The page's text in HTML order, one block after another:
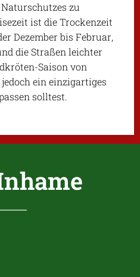
zu
ist die Trockenzeit
Dezember bis Februar,
die Straßen leichter
Saison von
ein einzigartiges
solltest.